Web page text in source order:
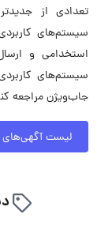
تعدادی از
سیستم‌های
استخدامی و
سیستم‌های
جاب‌ویژن مراجعه
لیست